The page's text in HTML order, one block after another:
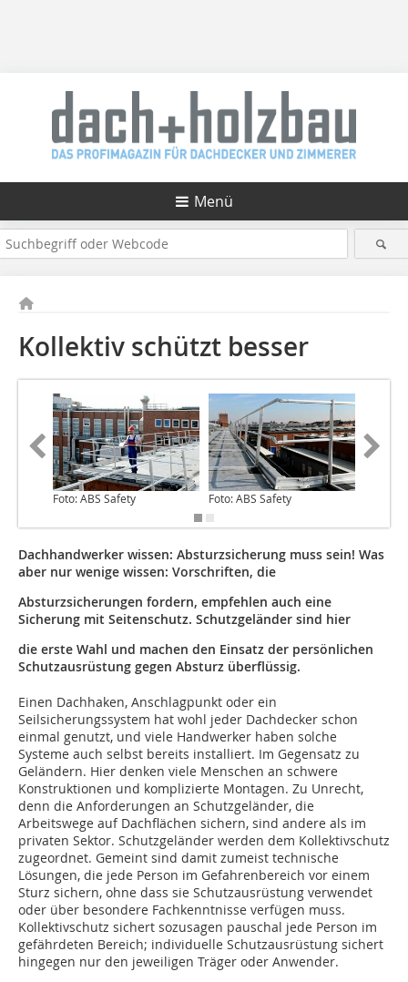
Menü
Kollektiv schützt besser
Foto: ABS Safety Foto: ABS Safety
Dachhandwerker wissen: Absturzsicherung muss sein! Was
aber nur wenige wissen: Vorschriften, die
Absturzsicherungen fordern, empfehlen auch eine
Sicherung mit Seitenschutz. Schutzgeländer sind hier
die erste Wahl und machen den Einsatz der persönlichen
Schutzausrüstung gegen Absturz überflüssig.
Einen Dachhaken, Anschlagpunkt oder ein
Seilsicherungssystem hat wohl jeder Dachdecker schon
einmal genutzt, und viele Handwerker haben solche
Systeme auch selbst bereits installiert. Im Gegensatz zu
Geländern. Hier denken viele Menschen an schwere
Konstruktionen und komplizierte Montagen. Zu Unrecht,
denn die Anforderungen an Schutzgeländer, die
Arbeitswege auf Dachflächen sichern, sind andere als im
privaten Sektor. Schutzgeländer werden dem Kollektivschutz
zugeordnet. Gemeint sind damit zumeist technische
Lösungen, die jede Person im Gefahrenbereich vor einem
Sturz sichern, ohne dass sie Schutzausrüstung verwendet
oder über besondere Fachkenntnisse verfügen muss.
Kollektivschutz sichert sozusagen pauschal jede Person im
gefährdeten Bereich; individuelle Schutzausrüstung sichert
hingegen nur den jeweiligen Träger oder Anwender.